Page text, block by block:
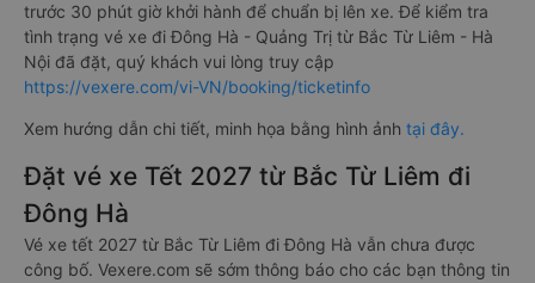
trước 30 phút giờ khởi hành để chuẩn bị lên xe. Để kiểm tra
tình trạng vé xe đi Đông Hà - Quảng Trị từ Bắc Từ Liêm - Hà
Nội đã đặt, quý khách vui lòng truy cập
https://vexere.com/vi-VN/booking/ticketinfo
Xem hướng dẫn chi tiết, minh họa bằng hình ảnh tại đây.
Đặt vé xe Tết 2027 từ Bắc Từ Liêm đi
Đông Hà
Vé xe tết 2027 từ Bắc Từ Liêm đi Đông Hà vẫn chưa được
công bố. Vexere.com sẽ sớm thông báo cho các bạn thông tin